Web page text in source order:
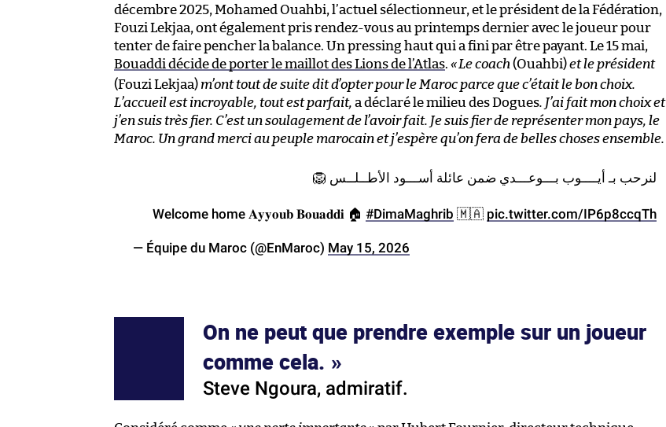
décembre 2025, Mohamed Ouahbi, l’actuel sélectionneur, et le président de la Fédération,
Fouzi Lekjaa, ont également pris rendez-vous au printemps dernier avec le joueur pour
tenter de faire pencher la balance. Un pressing haut qui a fini par être payant. Le 15 mai,
Bouaddi décide de porter le maillot des Lions de l’Atlas. «Le coach (Ouahbi)et le président
(Fouzi Lekjaa) m’ont tout de suite dit d’opter pour le Maroc parce que c’était le bon choix.
L’accueil est incroyable, tout est parfait, a déclaré le milieu des Dogues. J’ai fait mon choix et
j’en suis très fier. C’est un soulagement de l’avoir fait. Je suis fier de représenter mon pays, le
Maroc. Un grand merci au peuple marocain et j’espère qu’on fera de belles choses ensemble.
لنرحب بـ أيــــوب بـــوعـــدي ضمن عائلة أســـود الأطــلــس 🦁
Welcome home 𝐀𝐲𝐲𝐨𝐮𝐛 𝐁𝐨𝐮𝐚𝐝𝐝𝐢 🏠 #DimaMaghrib 🇲🇦 pic.twitter.com/IP6p8ccqTh
— Équipe du Maroc (@EnMaroc) May 15, 2026
On ne peut que prendre exemple sur un joueur
comme cela.
Steve Ngoura, admiratif.